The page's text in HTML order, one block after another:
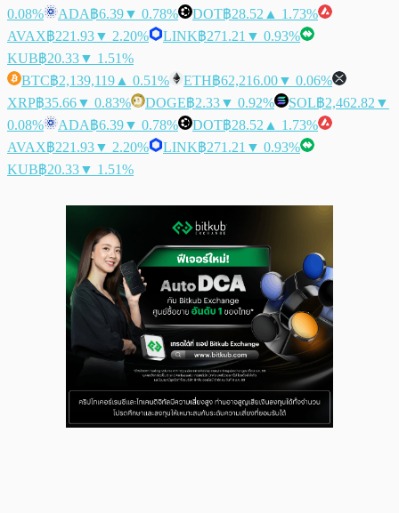
0.08%
ADA฿6.39▼ 0.78% DOT฿28.52 ▲ 1.73%
AVAX฿221.93▼ 2.20% LINK฿271.21 ▼ 0.93%
KUB฿20.33▼ 1.51%
BTC฿2,139,119 ▲ 0.51% ETH฿62,216.00▼ 0.06%
XRP฿35.66▼ 0.83% DOGE฿2.33▼ 0.92% SOL฿2,462.82 ▼
0.08%
ADA฿6.39▼ 0.78% DOT฿28.52 ▲ 1.73%
AVAX฿221.93▼ 2.20% LINK฿271.21 ▼ 0.93%
KUB฿20.33▼ 1.51%